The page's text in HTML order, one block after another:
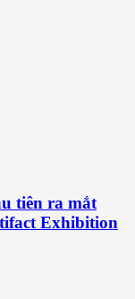
tiên ra mắt
Exhibition